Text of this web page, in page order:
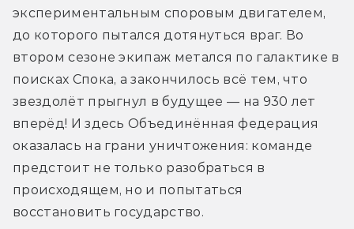
экспериментальным споровым двигателем,
до которого пытался дотянуться враг. Во
втором сезоне экипаж метался по галактике в
поисках Спока, а закончилось всё тем, что
звездолёт прыгнул в будущее — на 930 лет
вперёд! И здесь Объединённая федерация
оказалась на грани уничтожения: команде
предстоит не только разобраться в
происходящем, но и попытаться
восстановить государство.